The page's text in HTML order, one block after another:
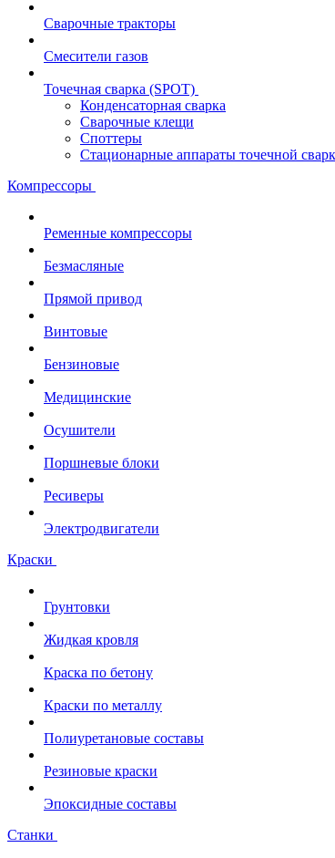
Сварочные тракторы
Смесители газов
Точечная сварка (SPOT)
Конденсаторная сварка
Сварочные клещи
Споттеры
Стационарные аппараты точечной
Компрессоры
Ременные компрессоры
Безмасляные
Прямой привод
Винтовые
Бензиновые
Медицинские
Осушители
Поршневые блоки
Ресиверы
Электродвигатели
Краски
Грунтовки
Жидкая кровля
Краска по бетону
Краски по металлу
Полиуретановые составы
Резиновые краски
Эпоксидные составы
Станки